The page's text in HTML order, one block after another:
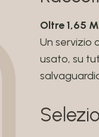
Oltre 1,65
Un servizio
usato, su